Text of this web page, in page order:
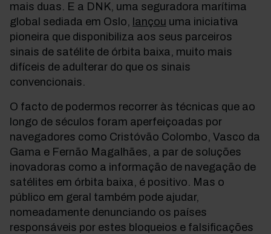
mais duas. E a DNK, uma seguradora marítima
global sediada em Oslo, lançou uma iniciativa
pioneira que disponibiliza aos seus parceiros
sinais de satélite de órbita baixa, muito mais
difíceis de adulterar do que os sinais
convencionais.
O facto de podermos recorrer às técnicas que ao
longo de séculos foram aperfeiçoadas por
navegadores como Cristóvão Colombo, Vasco da
Gama e Fernão Magalhães, a par de soluções
inovadoras como a informação de navegação de
satélites em órbita baixa, é positivo. Mas o
público em geral também pode ajudar,
nomeadamente denunciando os países
responsáveis por estes bloqueios e falsificações